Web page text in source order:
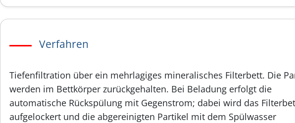
Verfahren
Tiefenfiltration über ein mehrlagiges mineralisches Filterbett. Die
werden im Bettkörper zurückgehalten. Bei Beladung erfolgt die
automatische Rückspülung mit Gegenstrom; dabei wird das
aufgelockert und die abgereinigten Partikel mit dem Spülwasser